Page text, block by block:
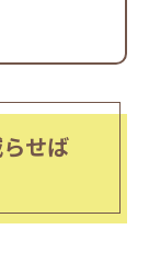
せば